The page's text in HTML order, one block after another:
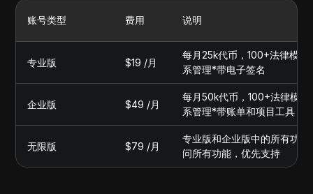
账号类型 费用 说明
专业版 $19 /月
每月25k代币，100+法律模
系管理*带电子签名
企业版 $49 /月
每月50k代币，100+法律模
系管理*带账单和项目工具
无限版 $79 /月
专业版和企业版中的所有功
问所有功能，优先支持